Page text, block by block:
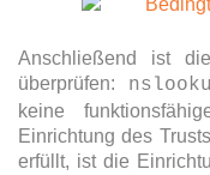
Anschließend ist
überprüfen:
keine
Einrichtung des
erfüllt, ist die